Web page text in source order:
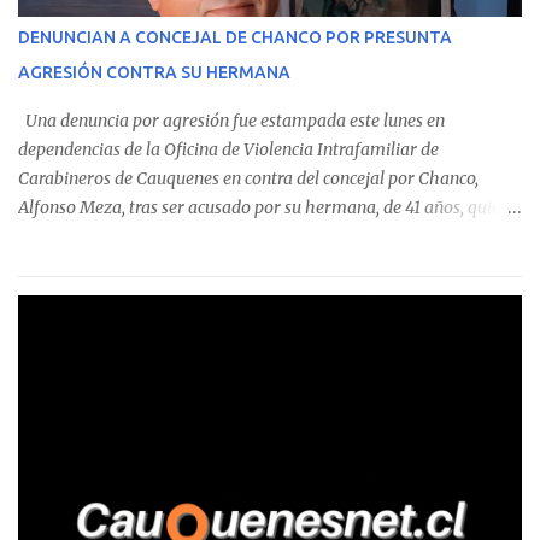
corresponde a un funcionario de la Municipalidad de Chanco,
detectaron incumplimientos a la normativa vigente. El informe
precisa que la mayor cantidad de dinero apostado se registró en
Talca, donde...
DENUNCIAN A CONCEJAL DE CHANCO POR PRESUNTA
AGRESIÓN CONTRA SU HERMANA
Una denuncia por agresión fue estampada este lunes en
dependencias de la Oficina de Violencia Intrafamiliar de
Carabineros de Cauquenes en contra del concejal por Chanco,
Alfonso Meza, tras ser acusado por su hermana, de 41 años, quien
relató que los hechos ocurrieron cerca de las 11:30 horas en el
trabajadores, el edil descendió del vehículo y, en medio de la
confrontación, la habría tomado de los hombros, empujado al